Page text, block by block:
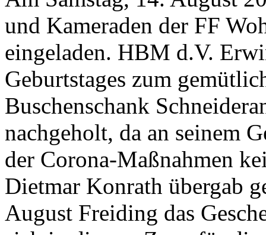
und Kameraden der FF
eingeladen. HBM d.V.
Geburtstages zum
Buschenschank
nachgeholt, da an seinem
der Corona-Maßnahmen
Dietmar Konrath übergab
August Freiding das